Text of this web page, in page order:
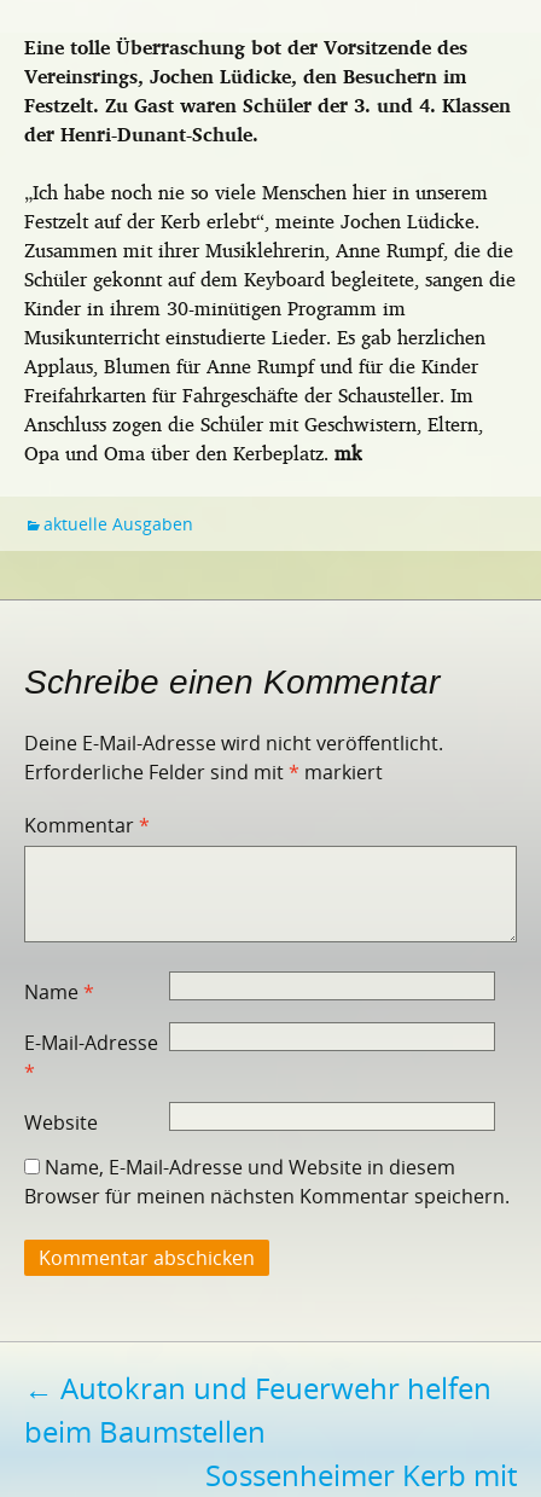
Eine tolle Überraschung bot der Vorsitzende des
Vereinsrings, Jochen Lüdicke, den Besuchern im
Festzelt. Zu Gast waren Schüler der 3. und 4. Klassen
der Henri-Dunant-Schule.
„Ich habe noch nie so viele Menschen hier in unserem
Festzelt auf der Kerb erlebt“, meinte Jochen Lüdicke.
Zusammen mit ihrer Musiklehrerin, Anne Rumpf, die die
Schüler gekonnt auf dem Keyboard begleitete, sangen die
Kinder in ihrem 30-minütigen Programm im
Musikunterricht einstudierte Lieder. Es gab herzlichen
Applaus, Blumen für Anne Rumpf und für die Kinder
Freifahrkarten für Fahrgeschäfte der Schausteller. Im
Anschluss zogen die Schüler mit Geschwistern, Eltern,
Opa und Oma über den Kerbeplatz. mk
aktuelle Ausgaben
Schreibe einen Kommentar
Deine E-Mail-Adresse wird nicht veröffentlicht.
Erforderliche Felder sind mit* markiert
Kommentar*
Name*
E-Mail-Adresse
*
Website
Name, E-Mail-Adresse und Website in diesem
Browser für meinen nächsten Kommentar speichern.
Beitragsnavigation
← Autokran und Feuerwehr helfen
beim Baumstellen
Sossenheimer Kerb mit